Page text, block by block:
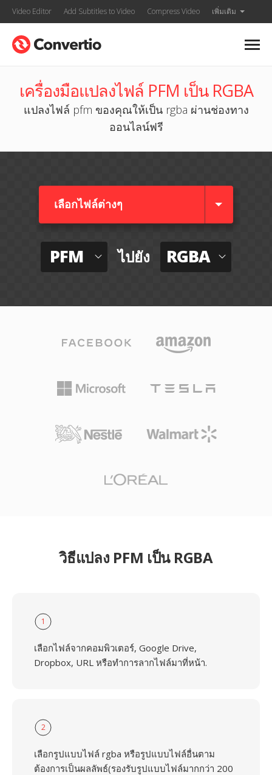
Video Editor Add Subtitles to Video Compress Video เพิ่มเติม
เครื่องมือแปลงไฟล์ PFM เป็น RGBA
แปลงไฟล์ pfm ของคุณให้เป็น rgba ผ่านช่องทาง
ออนไลน์ฟรี
เลือกไฟล์ต่างๆ​
PFM ไปยัง RGBA
วิธีแปลง PFM เป็น RGBA
1
เลือกไฟล์จากคอมพิวเตอร์, Google Drive,
Dropbox, URL หรือทำการลากไฟล์มาที่หน้า.
2
เลือกรูปแบบไฟล์ rgba หรือรูปแบบไฟล์อื่นตาม
ต้องการเป็นผลลัพธ์(รองรับรูปแบบไฟล์มากกว่า 200